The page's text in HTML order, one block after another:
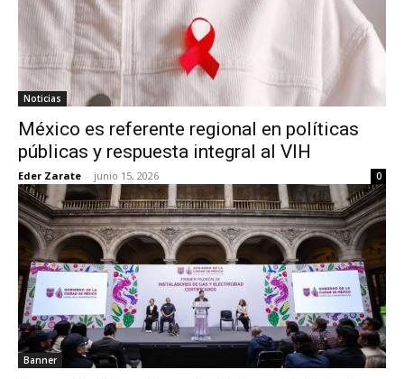
Noticias
México es referente regional en políticas
públicas y respuesta integral al VIH
Eder Zarate - junio 15, 2026 0
Banner